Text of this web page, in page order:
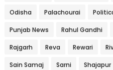
Odisha Palachourai
Punjab News Rahul Gandhi
Rajgarh Reva Rewari
Sain Samaj Sarni Shajapur